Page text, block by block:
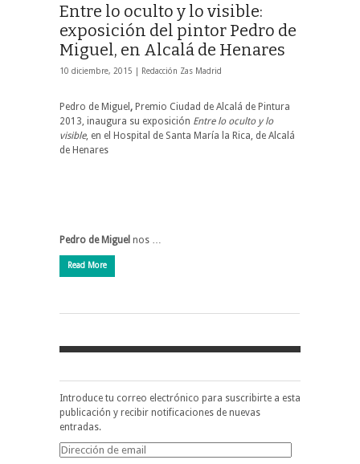
Entre lo oculto y lo visible:
exposición del pintor Pedro de
Miguel, en Alcalá de Henares
10 diciembre, 2015 | Redacción Zas Madrid
Pedro de Miguel , Premio Ciudad de Alcalá de Pintura
2013, inaugura su exposición Entre lo oculto y lo
visible, en el Hospital de Santa María la Rica, de Alcalá
de Henares
Pedro de Miguel nos …
Read More
Introduce tu correo electrónico para suscribirte a esta
publicación y recibir notificaciones de nuevas
entradas.
Dirección